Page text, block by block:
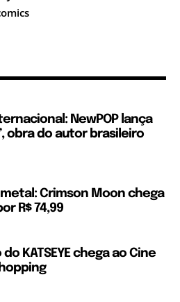
NewPOP lança
obra do autor brasileiro
Crimson Moon chega
R$ 74,99
KATSEYE chega ao Cine